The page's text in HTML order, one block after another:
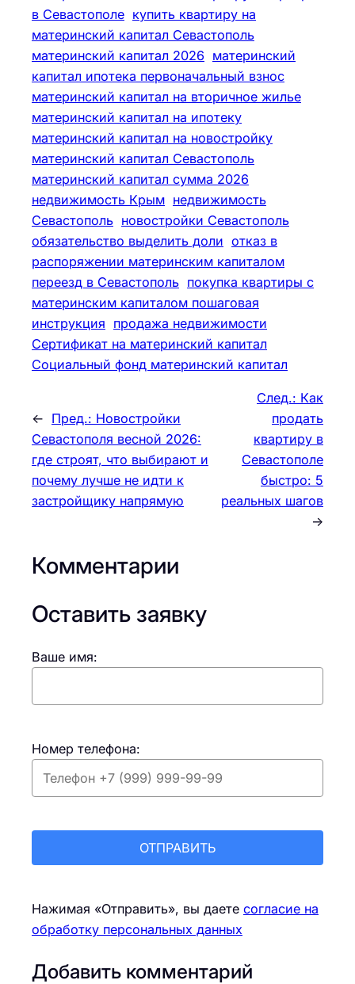
в Севастополе купить квартиру на
материнский капитал Севастополь
материнский капитал 2026 материнский
капитал ипотека первоначальный взнос
материнский капитал на вторичное жилье
материнский капитал на ипотеку
материнский капитал на новостройку
материнский капитал Севастополь
материнский капитал сумма 2026
недвижимость Крым недвижимость
Севастополь новостройки Севастополь
обязательство выделить доли отказ в
распоряжении материнским капиталом
переезд в Севастополь покупка квартиры с
материнским капиталом пошаговая
инструкция продажа недвижимости
Сертификат на материнский капитал
Социальный фонд материнский капитал
← Пред.: Новостройки
Севастополя весной 2026:
где строят, что выбирают и
почему лучше не идти к
застройщику напрямую
След.: Как
продать
квартиру в
Севастополе
быстро: 5
реальных шагов
→
Комментарии
Оставить заявку
Ваше имя:
Номер телефона:
Нажимая «Отправить», вы даете согласие на
обработку персональных данных
Добавить комментарий